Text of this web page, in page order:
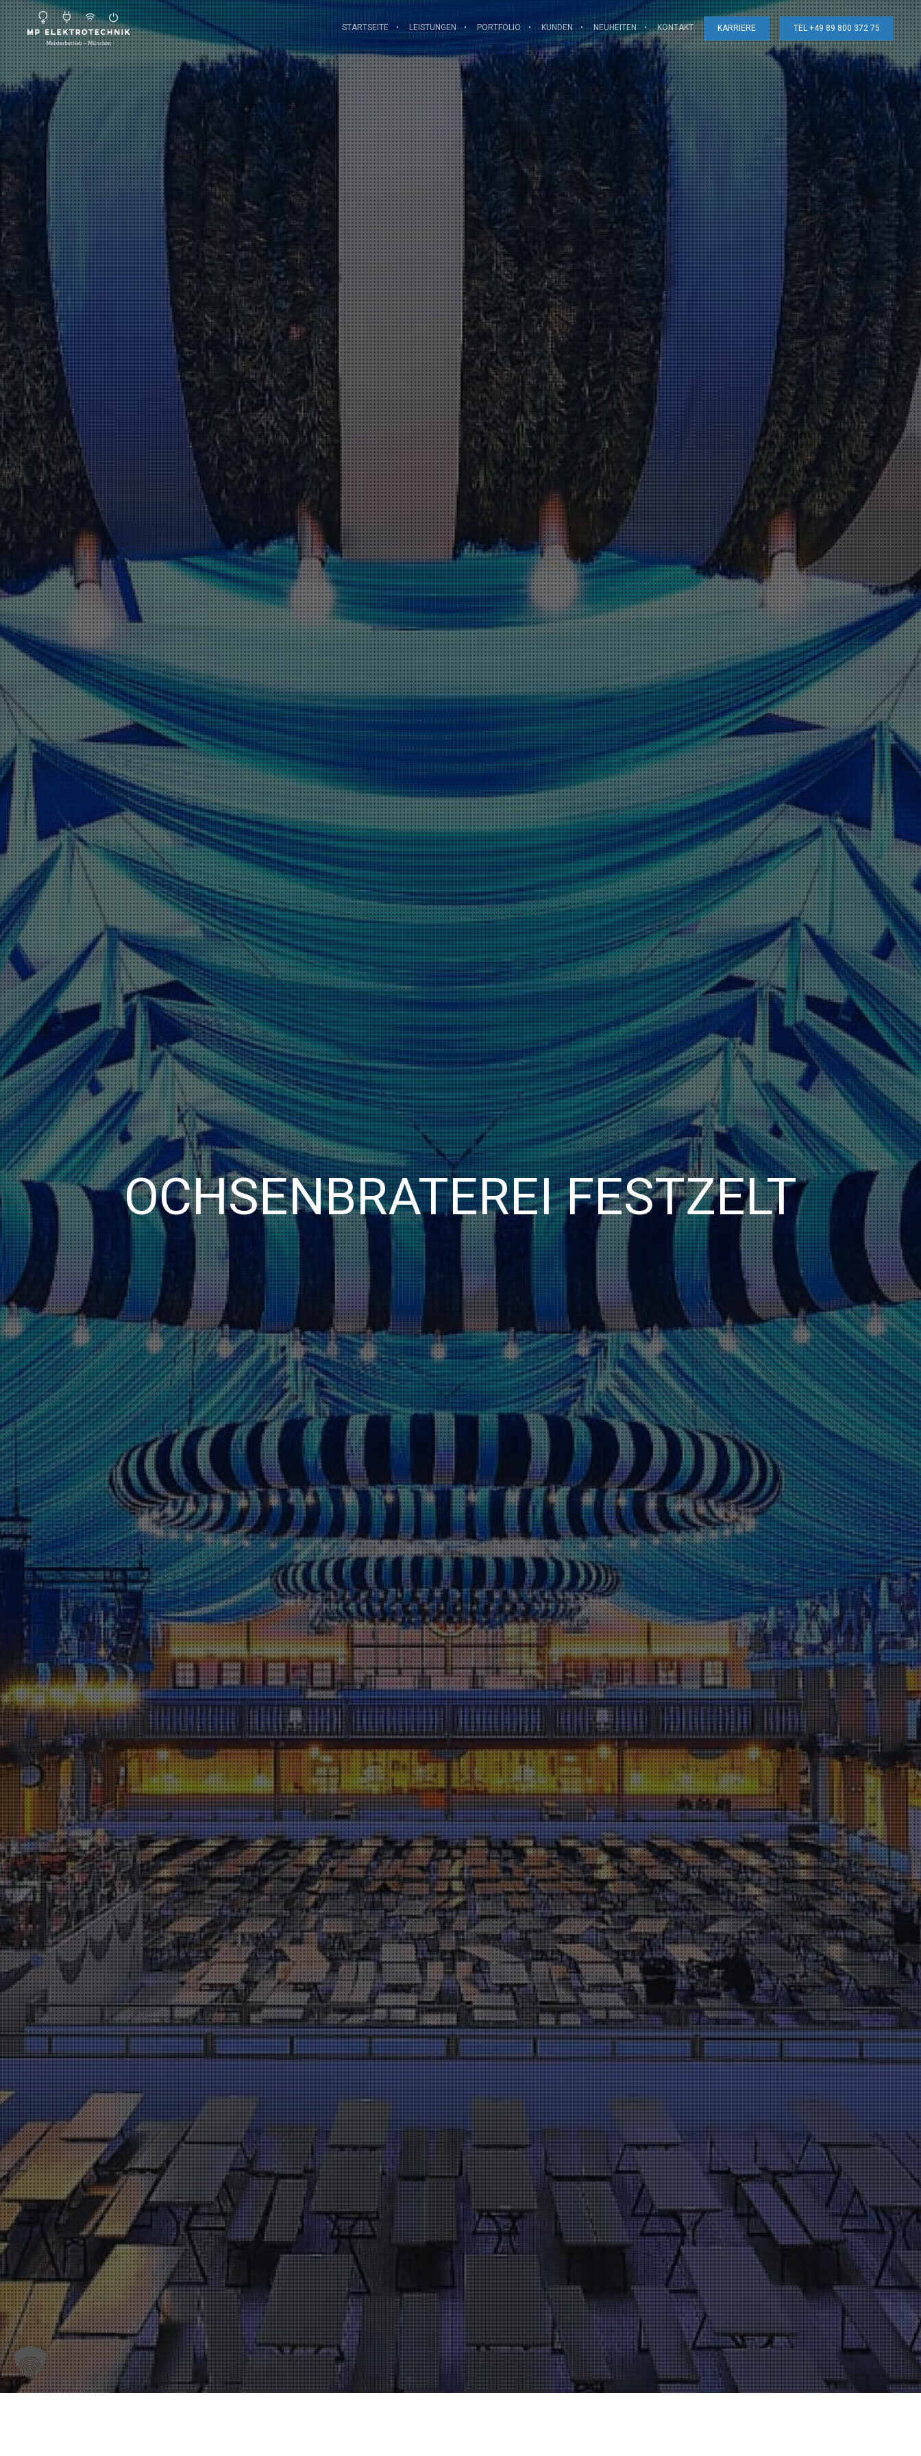
STARTSEITE LEISTUNGEN PORTFOLIO KUNDEN NEUHEITEN KONTAKT KARRIERE TEL +49 89 800 372 75
OCHSENBRATEREI FESTZELT